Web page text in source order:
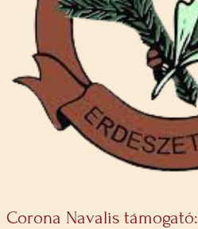
Corona Navalis támogató: